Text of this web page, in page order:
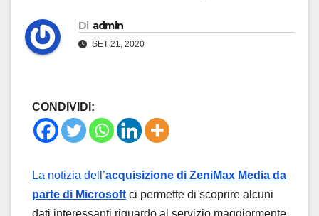
Di admin
SET 21, 2020
CONDIVIDI:
La notizia dell’acquisizione di ZeniMax Media da
parte di Microsoft ci permette di scoprire alcuni